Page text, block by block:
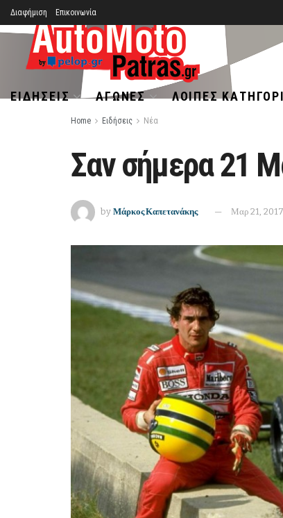
Διαφήμιση Επικοινωνία
ΕΙΔΉΣΕΙΣ ΑΓΏΝΕΣ ΛΟΙΠΈΣ
Home Ειδήσεις Νέα
Σαν σήμερα 21
by Μάρκος Καπετανάκης Μαρ 21, 2017